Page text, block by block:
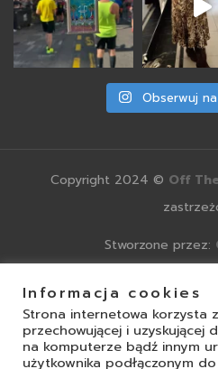
Obserwuj
Copyright 2024 © Off
Stworzone przez:
Informacja cookies
Strona internetowa korzysta
przechowującej i uzyskującej
na komputerze bądź innym
użytkownika podłączonym